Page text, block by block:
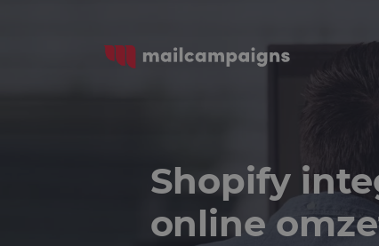
Shopify
online